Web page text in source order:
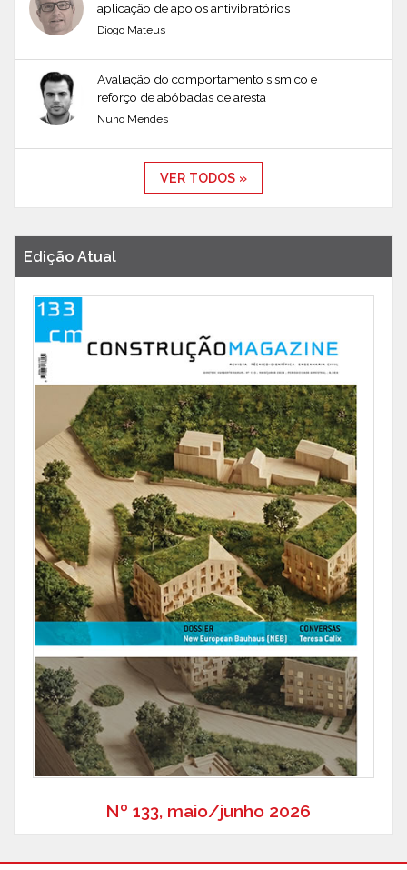
aplicação de apoios antivibratórios
Diogo Mateus
Avaliação do comportamento sísmico e
reforço de abóbadas de aresta
Nuno Mendes
VER TODOS »
Edição Atual
Nº 133, maio/junho 2026